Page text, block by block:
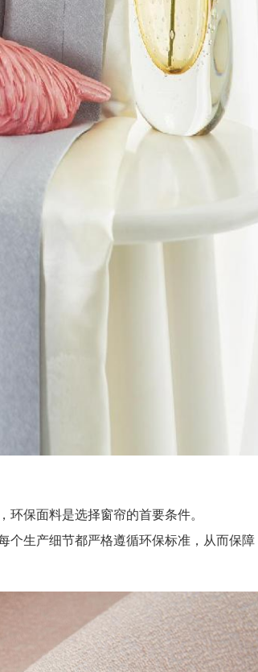
保面料是选择窗帘的首要条件。
生产细节都严格遵循环保标准，从而保障